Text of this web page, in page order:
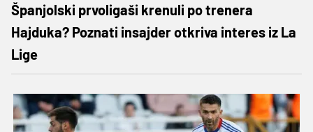
Španjolski prvoligaši krenuli po trenera
Hajduka? Poznati insajder otkriva interes iz La
Lige